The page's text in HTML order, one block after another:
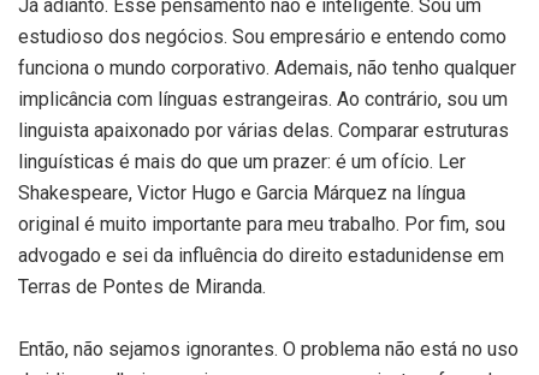
Já adianto. Esse pensamento não é inteligente. Sou um
estudioso dos negócios. Sou empresário e entendo como
funciona o mundo corporativo. Ademais, não tenho qualquer
implicância com línguas estrangeiras. Ao contrário, sou um
linguista apaixonado por várias delas. Comparar estruturas
linguísticas é mais do que um prazer: é um ofício. Ler
Shakespeare, Victor Hugo e Garcia Márquez na língua
original é muito importante para meu trabalho. Por fim, sou
advogado e sei da influência do direito estadunidense em
Terras de Pontes de Miranda.
Então, não sejamos ignorantes. O problema não está no uso